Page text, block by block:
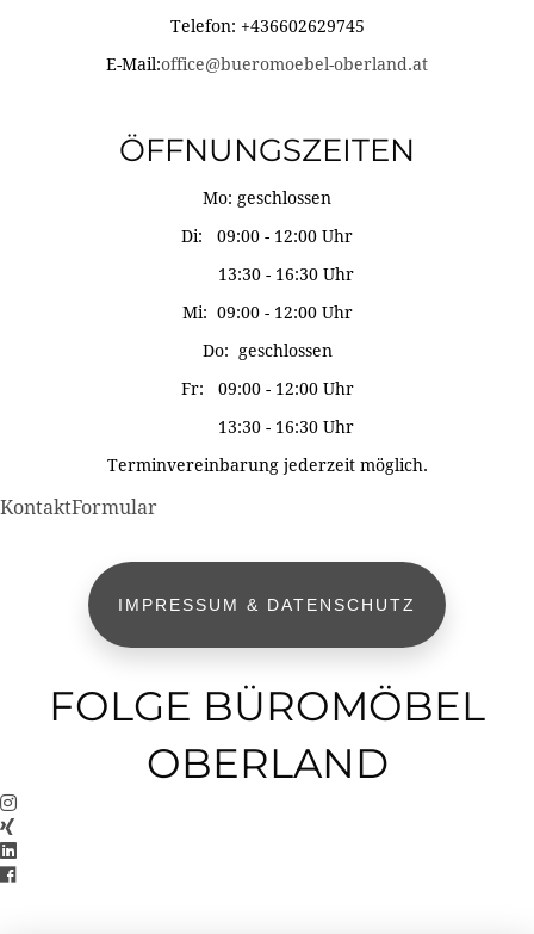
Telefon: +436602629745
E-Mail:office@bueromoebel-oberland.at
ÖFFNUNGSZEITEN
Mo: geschlossen
Di: 09:00 - 12:00 Uhr
13:30 - 16:30 Uhr
Mi: 09:00 - 12:00 Uhr
Do: geschlossen
Fr: 09:00 - 12:00 Uhr
13:30 - 16:30 Uhr
Terminvereinbarung jederzeit möglich.
KontaktFormular
IMPRESSUM & DATENSCHUTZ
FOLGE BÜROMÖBEL
OBERLAND